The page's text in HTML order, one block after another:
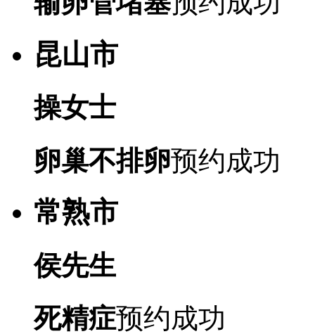
昆山市
操女士
卵巢不排卵预约成功
常熟市
侯先生
死精症预约成功